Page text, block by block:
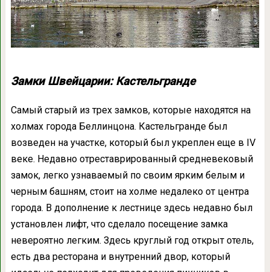
Замки Швейцарии: Кастельгранде
Самый старый из трех замков, которые находятся на
холмах города Беллинцона. Кастельгранде был
возведен на участке, который был укреплен еще в IV
веке. Недавно отреставрированный средневековый
замок, легко узнаваемый по своим ярким белым и
черным башням, стоит на холме недалеко от центра
города. В дополнение к лестнице здесь недавно был
установлен лифт, что сделало посещение замка
невероятно легким. Здесь круглый год открыт отель,
есть два ресторана и внутренний двор, который